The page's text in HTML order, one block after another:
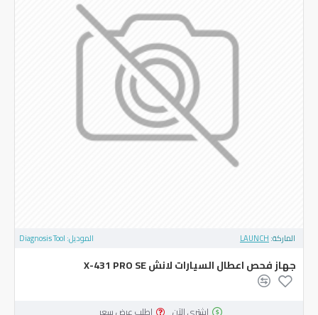
الماركة: LAUNCH الموديل: Diagnosis Tool
جهاز فحص اعطال السيارات لانش X-431 PRO SE